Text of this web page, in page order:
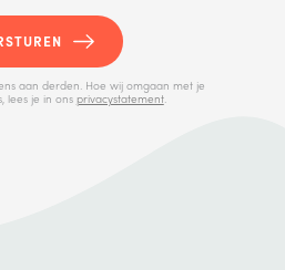
aan derden. Hoe wij omgaan met je
lees je in ons privacystatement.